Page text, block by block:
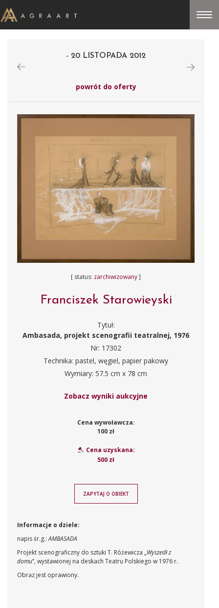
- 20 LISTOPADA 2012
powrót do oferty
[ status: zarchiwizowany]
Franciszek Starowieyski
Tytuł:
Ambasada, projekt scenografii teatralnej, 1976
Nr: 17302
Technika: pastel, węgiel, papier pakowy
Wymiary: 57.5 cm x 78 cm
Zobacz wyniki aukcyjne
Cena wywoławcza:
100 zł
Cena uzyskana:
500 zł
ZAPYTAJ O OBIEKT
Informacje o dziele:
napis śr.g.:AMBASADA
Projekt scenograficzny do sztuki T. Różewicza „Wyszedł z
domu”, wystawionej na deskach Teatru Polskiego w 1976 r.
Obraz jest oprawiony.